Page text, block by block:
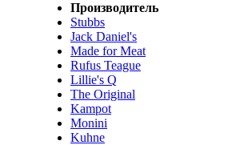
Производитель
Stubbs
Jack Daniel's
Made for Meat
Rufus Teague
Lillie's Q
The Original
Kampot
Monini
Kuhne